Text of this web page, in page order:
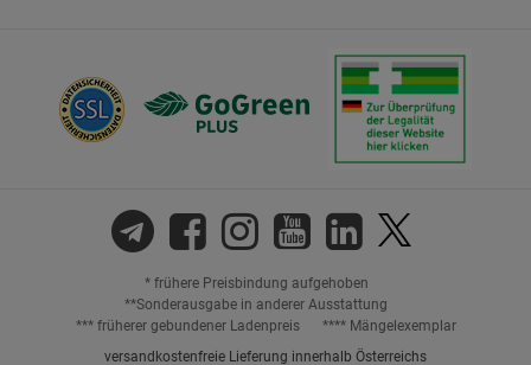
* frühere Preisbindung aufgehoben
**Sonderausgabe in anderer Ausstattung
*** früherer gebundener Ladenpreis
**** Mängelexemplar
versandkostenfreie Lieferung innerhalb Österreichs